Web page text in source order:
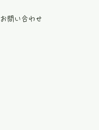
お問い合わせ